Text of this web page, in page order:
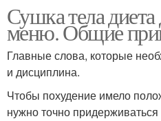
Сушка тела
меню. Общие
Главные слова, которые
и дисциплина.
Чтобы похудение имело
нужно точно